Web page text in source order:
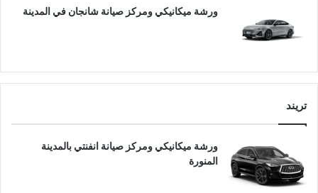
ورشة ميكانيكي ومركز صيانة شانجان في المدينة
تريند
ورشة ميكانيكي ومركز صيانة انفنتي بالمدينة
المنورة